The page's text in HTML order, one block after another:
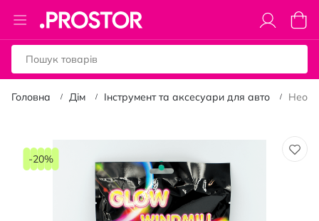
Toggle
Nav
Кошик
Головна Дім Інструмент та аксесуари для авто
кінця
-20%